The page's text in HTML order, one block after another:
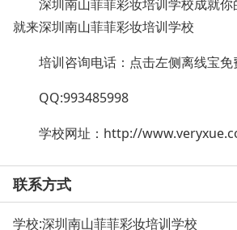
深圳南山菲菲彩妆培训学校成就
就来深圳南山菲菲彩妆培训学校
培训咨询电话：点击左侧离线宝免
QQ:993485998
学校网址： http://
联系方式
学校:深圳南山菲菲彩妆培训学校